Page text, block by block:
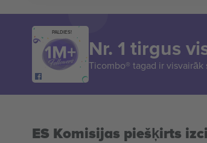
PALDIES!
Nr. 1 tirgus
Ticombo® tagad ir
ES Komisijas piešķirts